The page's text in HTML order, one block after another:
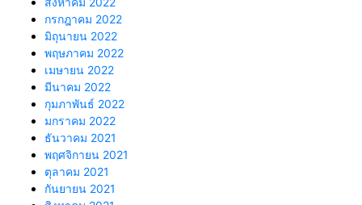
กรกฎาคม 2022
มิถุนายน 2022
พฤษภาคม 2022
เมษายน 2022
มีนาคม 2022
กุมภาพันธ์ 2022
มกราคม 2022
ธันวาคม 2021
พฤศจิกายน 2021
ตุลาคม 2021
กันยายน 2021